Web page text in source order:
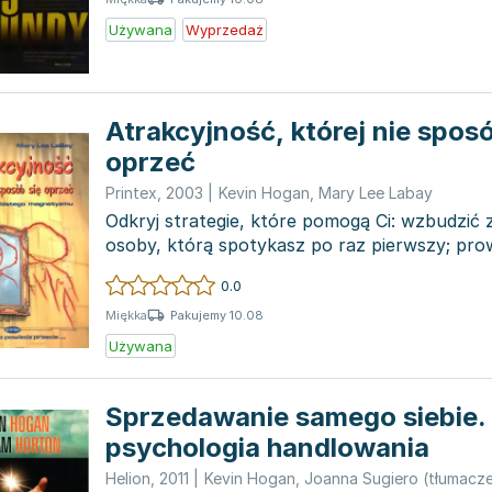
Używana Wyprzedaż
Atrakcyjność, której nie
oprzeć
Printex 2003 Kevin Hogan Mary Lee Labay
Odkryj strategie, które pomogą Ci: wzbudzić
osoby, którą spotykasz po raz pierwszy;
działające n...
0.0
Miękka Pakujemy 10.08
Używana
Sprzedawanie samego
psychologia handlowania
Helion 2011 Kevin Hogan Joanna Sugiero